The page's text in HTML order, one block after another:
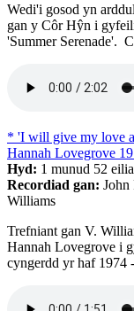
Wedi'i gosod yn
gan y Côr Hŷn i
'Summer Serenade'.
* 'I will give my love
Hannah Lovegrove
Hyd: 1 munud 52
Recordiad gan: John
Williams
Trefniant gan V.
Hannah Lovegrove i
cyngerdd yr haf 1974